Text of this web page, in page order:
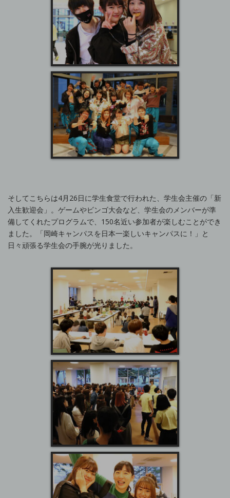
そしてこちらは4月26日に学生食堂で行われた、学生会主催の「新
入生歓迎会」。ゲームやビンゴ大会など、学生会のメンバーが準
備してくれたプログラムで、150名近い参加者が楽しむことができ
ました。「岡崎キャンパスを日本一楽しいキャンパスに！」と
日々頑張る学生会の手腕が光りました。